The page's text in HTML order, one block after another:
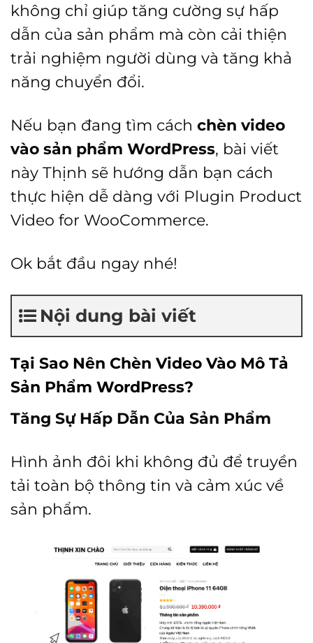
không chỉ giúp tăng cường sự hấp
dẫn của sản phẩm mà còn cải thiện
trải nghiệm người dùng và tăng khả
năng chuyển đổi.
Nếu bạn đang tìm cách chèn video
vào sản phẩm WordPress, bài viết
này Thịnh sẽ hướng dẫn bạn cách
thực hiện dễ dàng với Plugin Product
Video for WooCommerce.
Ok bắt đầu ngay nhé!
Nội dung bài viết
Tại Sao Nên Chèn Video Vào Mô Tả
Sản Phẩm WordPress?
Tăng Sự Hấp Dẫn Của Sản Phẩm
Hình ảnh đôi khi không đủ để truyền
tải toàn bộ thông tin và cảm xúc về
sản phẩm.